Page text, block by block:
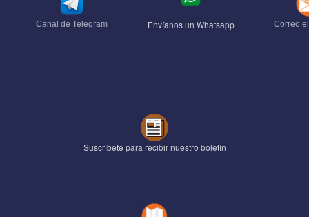
Canal de Telegram Envíanos un Whatsapp Correo
Suscríbete para recibir nuestro boletín